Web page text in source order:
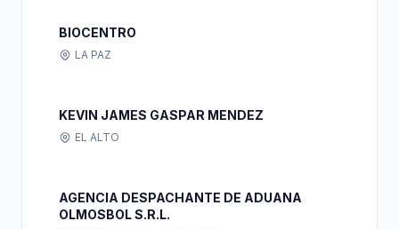
BIOCENTRO
LA PAZ
KEVIN JAMES GASPAR MENDEZ
EL ALTO
AGENCIA DESPACHANTE DE ADUANA
OLMOSBOL S.R.L.